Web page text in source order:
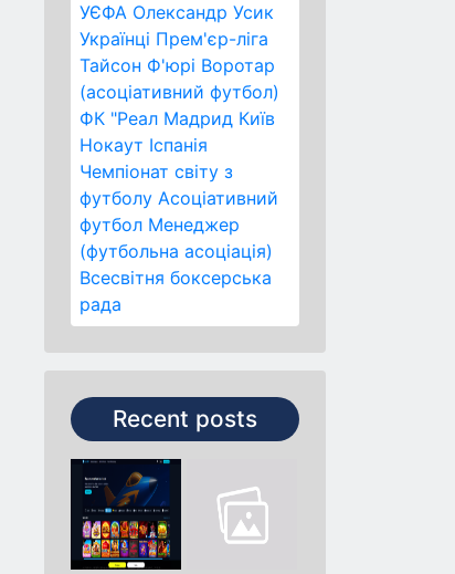
УЄФА Олександр Усик
Українці Прем'єр-ліга
Тайсон Ф'юрі Воротар
(асоціативний футбол)
ФК "Реал Мадрид Київ
Нокаут Іспанія
Чемпіонат світу з
футболу Асоціативний
футбол Менеджер
(футбольна асоціація)
Всесвітня боксерська
рада
Recent posts